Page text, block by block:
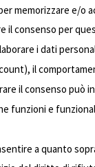
memorizzare e/o
il consenso per
i dati
il
il consenso può
funzioni e
a quanto